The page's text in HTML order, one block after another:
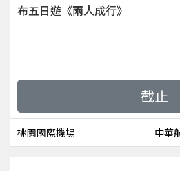
布五日遊《兩人成行》
桃園國際機場 中華
截止